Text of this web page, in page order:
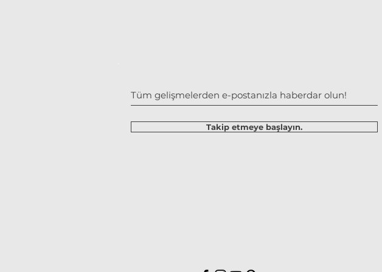
Takip etmeye başlayın.